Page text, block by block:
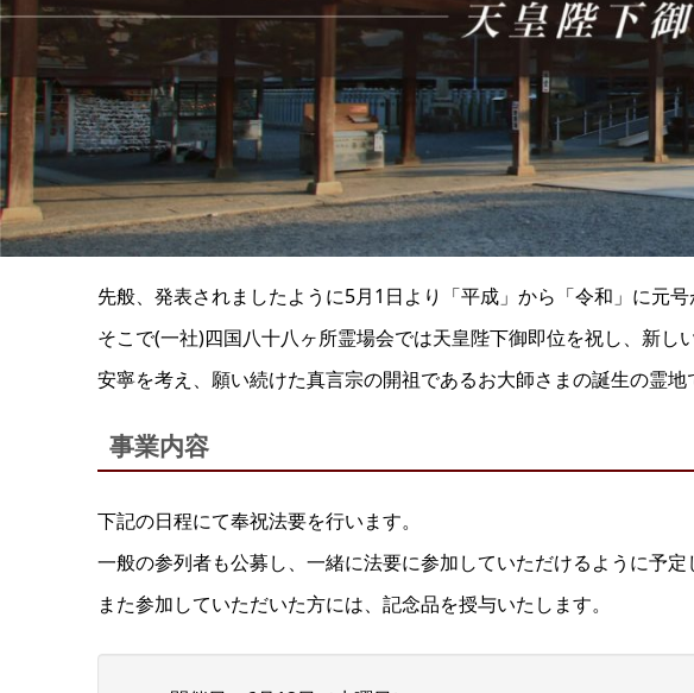
先般、発表されましたように5月1日より「平成」から「令和」に元号
そこで(一社)四国八十八ヶ所霊場会では天皇陛下御即位を祝し、新
安寧を考え、願い続けた真言宗の開祖であるお大師さまの誕生の霊
事業内容
下記の日程にて奉祝法要を行います。
一般の参列者も公募し、一緒に法要に参加していただけるように予定
また参加していただいた方には、記念品を授与いたします。